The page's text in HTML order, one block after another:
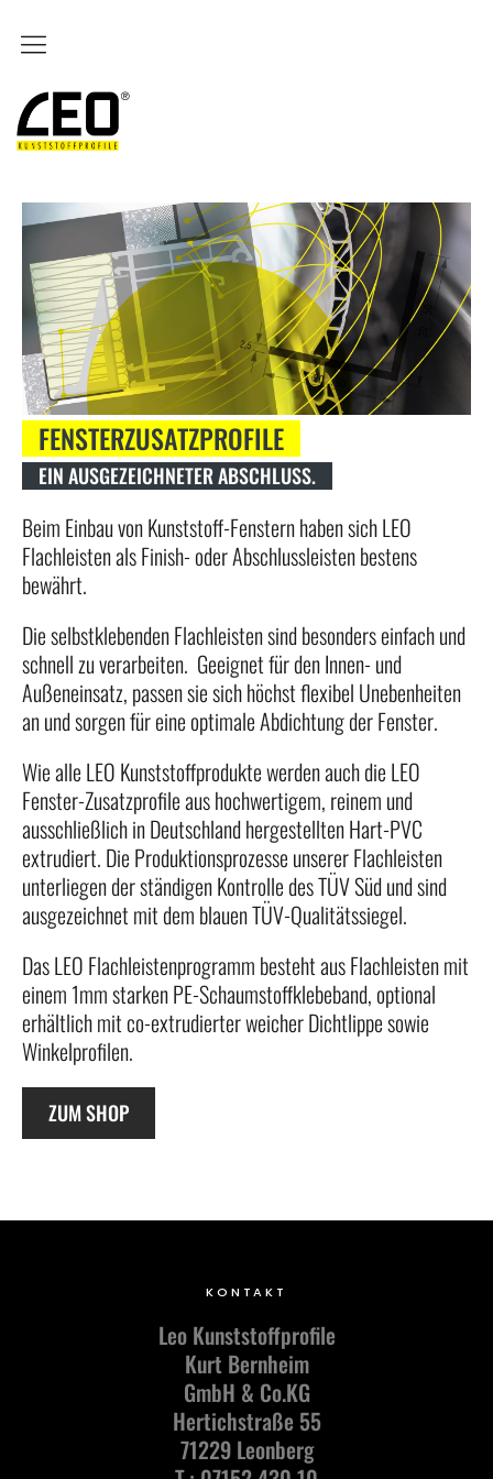
LEO Kunststoffprofile
Karriere & Jobs
Kontakt
Produkte
LEO Rollladen
Revileo
Fensterzusatzprofile
RG Führungsschienen
Sonderprofile
LEO Equipment
Tipps und Fakten
Brief und Siegel
Wartung und Pflege
Downloads
Onlineshop
FENSTERZUSATZPROFILE
EIN AUSGEZEICHNETER ABSCHLUSS.
Beim Einbau von Kunststoff-Fenstern haben sich LEO
Flachleisten als Finish- oder Abschlussleisten bestens
bewährt.
Die selbstklebenden Flachleisten sind besonders einfach und
schnell zu verarbeiten. Geeignet für den Innen- und
Außeneinsatz, passen sie sich höchst flexibel Unebenheiten
an und sorgen für eine optimale Abdichtung der Fenster.
Wie alle LEO Kunststoffprodukte werden auch die LEO
Fenster-Zusatzprofile aus hochwertigem, reinem und
ausschließlich in Deutschland hergestellten Hart-PVC
extrudiert. Die Produktionsprozesse unserer Flachleisten
unterliegen der ständigen Kontrolle des TÜV Süd und sind
ausgezeichnet mit dem blauen TÜV-Qualitätssiegel.
Das LEO Flachleistenprogramm besteht aus Flachleisten mit
einem 1mm starken PE-Schaumstoffklebeband, optional
erhältlich mit co-extrudierter weicher Dichtlippe sowie
Winkelprofilen.
ZUM SHOP
KONTAKT
Leo Kunststoffprofile
Kurt Bernheim
GmbH & Co.KG
Hertichstraße 55
71229 Leonberg